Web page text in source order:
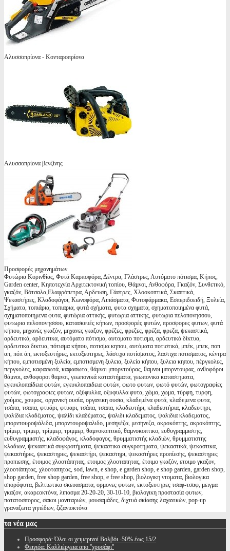
Αλυσσοπρίονα - Κονταροπρίονα
Αλυσσοπρίονα βενζίνης
Προσφορές μηχανημάτων
Φυτώρια Κορινθίας, Φυτά Καρποφόρα, Δέντρα, Γλάστρες, Αυτόματο πότισμα, Κήπος,
Garden center, Κηποτεχνία Αρχιτεκτονική τοπίου, Θάμνοι, Ανθοφόρα, Γκαζόν, Συνθετικό,
γκαζόν, Βότσαλα,Ελαφρόπετρα, Αρδευση, Γάστρες, Χλοοκοπτικά, Σκαπτικά,
Ψεκαστήρες, Κλαδοφάγοι, Κωνοφόρα, Λιπάσματα, Φυτοφάρμακα, Εσπεριδοειδή, Ξυλεία,
Σχήματα, τοπιάρια, τοπιαρια, φυτά σχήματα, φυτα σχηματα, σχηματοποιημένα φυτά,
σχηματοποιημενα φυτα, φυτώρια αττικής, φυτωρια αττικης, φυτωρια πελοπονησσου,
φυτωρια πελοπονησσου, κατασκευές κήπων, προσφορές φυτών, προσφορες φυτων, φυτά
κήπου, μηχανές γκαζόν, μηχανες γκαζον, φρέζες, φρεζες, φρέζα, φρεζα, ψεκαστικά,
αρδευτικά, αρδευτικα, αυτόματο πότισμα, αυτοματο ποτισμα, αρδευτικά δίκτυα,
αρδευτικα δικτυα, πότισμα κήπου, ποτισμα κηπου, αυτόματα ποτιστικά, μπέκ, μπεκ, ποπ
απ, πόπ άπ, εκτοξευτήρες, εκτοξευτηρες, λάστιχα ποτίσματος, λαστιχα ποτισματος, κέντρα
κήπου, εμποτισμένη ξυλεία, εμποτισμενη ξυλεια, ξυλεία κήπου, ξυλεια κηπου, πέργκολες,
περγκολες, καφασωτά, καφασωτα, θάμνοι μπορντούρας, θαμνοι μπορντουρας, ανθοφόροι
θάμνοι, ανθοφοροι θαμνοι, γεωπονικά καταστήματα, γεωπονικα καταστηματα,
εγκυκλοπαίδεια φυτών, εγκυκλοπαιδεια φυτών, φωτο φυτων, φωτό φυτών, φωτογραφίες
φυτών, φωτογραφιες φυτων, οξύφυλλα, οξυφυλλα φυτα, χώμα, χωμα, τύρφη, τυρφη,
χούμος, χουμος, οργανική ουσία, οργανικη ουσια, κλαδεμένα φυτά, κλαδεμενα φυτα,
τσάπα, τσαπα, φτυάρι, φτυαρι, τσάπα, τσαπα, κλαδευτήρι, κλαδευτήρια, κλαδευτηρι,
ψαλίδια κλαδέματος, ψαλίδι κλαδέματος, ψαλιδι κλαδεματος, ψαλιδια κλαδεματος,
μπορντουροψάλιδα, μπορντουροψαλιδο, μεσηνέζα, μεσηνεζα, ακροκόπτης, ακροκόπτης,
τρίμερ, τριμερ, τρίμμερ, τριμμερ, θαμνοκοπτικό, θαμνοκοπτικο, ευθυγραμμιστης,
ευθυγραμμιστής, κλαδοφάγος, κλαδοφαγος, θρυμματιστής κλαδιών, θρυμματιστης
κλαδιων, ψεκαστικά συγκροτήματα, ψεκαστικα συγκροτηματα, ψεκαστικά, ψεκαστικα,
ψεκαστήρες, ψεκαστηρες, ψεκαστήρι, ψεκαστηρι, ψεκαστήρες προπίεσης, ψεκαστηρες
προπιεσης, έτοιμος χλοοτάπητας, ετοιμος χλοοταπητας, έτοιμο γκαζόν, ετοιμο γκαζον,
χλοοτάπητας, χλοοταπητας, sod, lawn, e shop, e garden shop, e shop garden, garden shop,
shop garden, free shop garden, free shop, e free shop, βιολογικη ντοματα, βιολογικα
σπορόφυτα, βελτιωτικα σκευασματα, ορμονες φυτων, εκτοξευτηρες τσαφ-τσαφ, μειγμα
γκαζον, ακαρεοκτόνα, λιπασμα 20-20-20, 30-10-10, βιολογικη προστασία φυτων,
πατατοσπορος, σακοι μανιταριών, μουσαμάδες, διχτυά σκίασης λαχανικών, pop-up
γραναζωτα γηπέδων, ζιζανιοκτόνα
τα νέα μας
Προσφορά: Όλοι οι χειμερινοί Βολβόι -50% έως 15/2
Φειγιόα: Καλλιέργεια απο ''χρυσάφι''